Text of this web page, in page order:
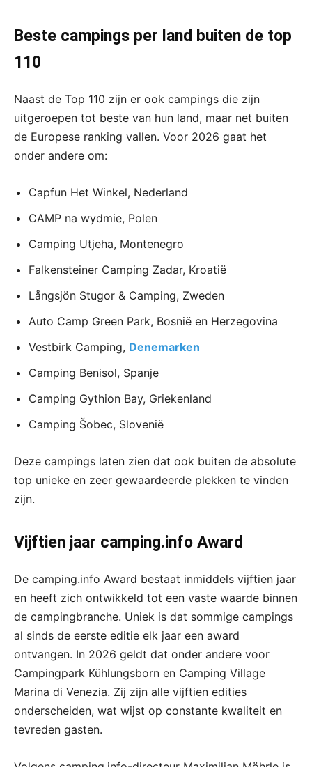
Beste campings per land buiten de top
110
Naast de Top 110 zijn er ook campings die zijn
uitgeroepen tot beste van hun land, maar net buiten
de Europese ranking vallen. Voor 2026 gaat het
onder andere om:
Capfun Het Winkel, Nederland
CAMP na wydmie, Polen
Camping Utjeha, Montenegro
Falkensteiner Camping Zadar, Kroatië
Långsjön Stugor & Camping, Zweden
Auto Camp Green Park, Bosnië en Herzegovina
Vestbirk Camping, Denemarken
Camping Benisol, Spanje
Camping Gythion Bay, Griekenland
Camping Šobec, Slovenië
Deze campings laten zien dat ook buiten de absolute
top unieke en zeer gewaardeerde plekken te vinden
zijn.
Vijftien jaar camping.info Award
De camping.info Award bestaat inmiddels vijftien jaar
en heeft zich ontwikkeld tot een vaste waarde binnen
de campingbranche. Uniek is dat sommige campings
al sinds de eerste editie elk jaar een award
ontvangen. In 2026 geldt dat onder andere voor
Campingpark Kühlungsborn en Camping Village
Marina di Venezia. Zij zijn alle vijftien edities
onderscheiden, wat wijst op constante kwaliteit en
tevreden gasten.